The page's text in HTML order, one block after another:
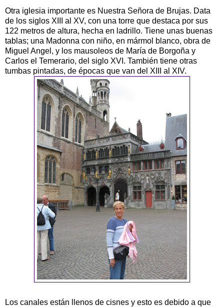
Otra iglesia importante es Nuestra Señora de Brujas. Data
de los siglos XIII al XV, con una torre que destaca por sus
122 metros de altura, hecha en ladrillo. Tiene unas buenas
tablas; una Madonna con niño, en mármol blanco, obra de
Miguel Angel, y los mausoleos de María de Borgoña y
Carlos el Temerario, del siglo XVI. También tiene otras
tumbas pintadas, de épocas que van del XIII al XIV.
Los canales están llenos de cisnes y esto es debido a que